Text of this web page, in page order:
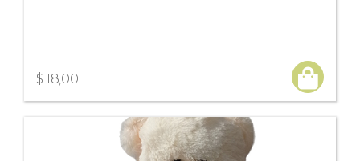
Categoría
$ 18,00